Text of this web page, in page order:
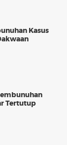
Kasus
Tertutup